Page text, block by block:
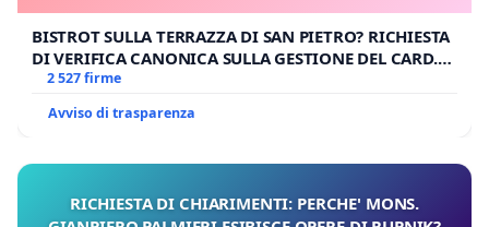
BISTROT SULLA TERRAZZA DI SAN PIETRO? RICHIESTA
DI VERIFICA CANONICA SULLA GESTIONE DEL CARD.
GAMBETTI
2 527 firme
Avviso di trasparenza
RICHIESTA DI CHIARIMENTI: PERCHE' MONS.